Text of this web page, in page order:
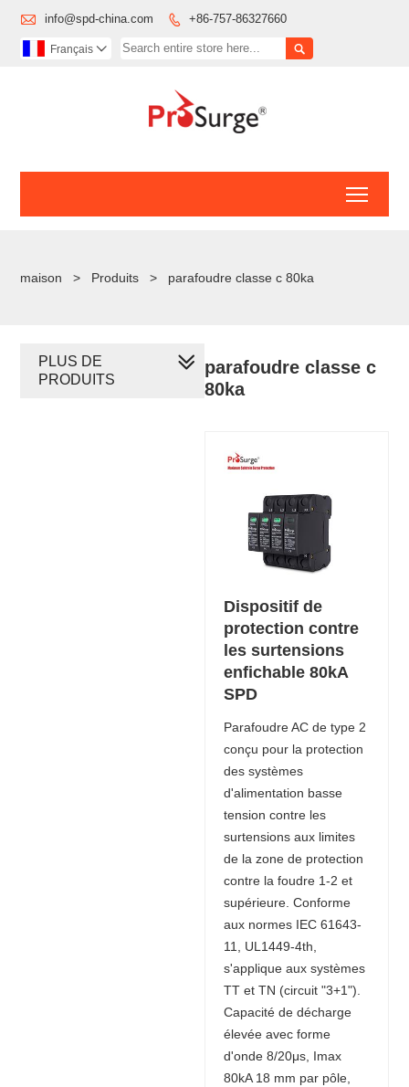
 info@spd-china.com  +86-757-86327660

Français 
maison > Produits > parafoudre classe c 80ka
parafoudre classe c
80ka
Dispositif de
protection contre
les surtensions
enfichable 80kA
SPD
Parafoudre AC de type 2
conçu pour la protection
des systèmes
d'alimentation basse
tension contre les
surtensions aux limites
de la zone de protection
contre la foudre 1-2 et
supérieure. Conforme
aux normes IEC 61643-
11, UL1449-4th,
s'applique aux systèmes
TT et TN (circuit "3+1").
Capacité de décharge
élevée avec forme
d'onde 8/20μs, Imax
80kA 18 mm par pôle,
PLUS DE
PRODUITS